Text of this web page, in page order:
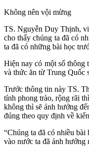
Không nên vội mừng
TS. Nguyễn Duy Thịnh,
cho thấy chúng ta đã có
ta đã có những bài học
Hiện nay có một số thông
và thức ăn từ Trung Quốc
Trước thông tin này TS.
tính phong trào, rộng rãi
không thì sẽ ảnh hưởng
đúng theo quy định về
“Chúng ta đã có nhiều
vào nước ta đã ảnh hưởng